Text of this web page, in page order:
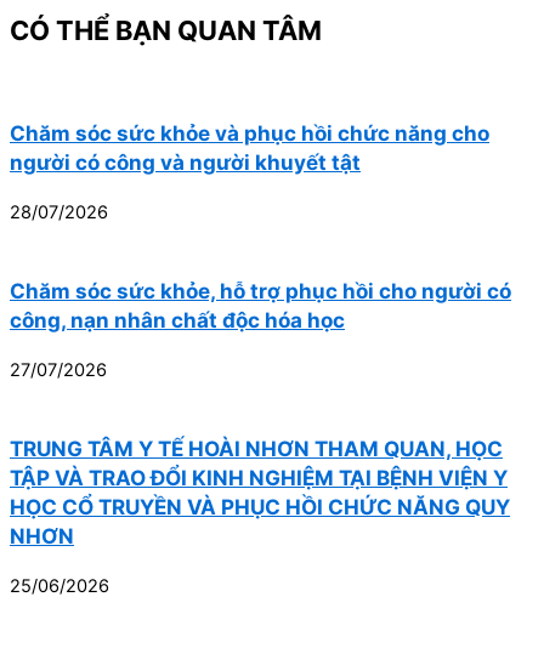
CÓ THỂ BẠN QUAN TÂM
Chăm sóc sức khỏe và phục hồi chức năng cho
người có công và người khuyết tật
28/07/2026
Chăm sóc sức khỏe, hỗ trợ phục hồi cho người có
công, nạn nhân chất độc hóa học
27/07/2026
TRUNG TÂM Y TẾ HOÀI NHƠN THAM QUAN, HỌC
TẬP VÀ TRAO ĐỔI KINH NGHIỆM TẠI BỆNH VIỆN Y
HỌC CỔ TRUYỀN VÀ PHỤC HỒI CHỨC NĂNG QUY
NHƠN
25/06/2026